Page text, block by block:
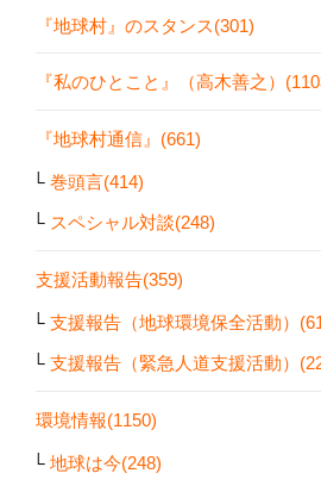
『地球村』のスタンス(301)
『私のひとこと』（高木善之）
『地球村通信』(661)
巻頭言(414)
スペシャル対談(248)
支援活動報告(359)
支援報告（地球環境保全活動）
支援報告（緊急人道支援活動）
環境情報(1150)
地球は今(248)